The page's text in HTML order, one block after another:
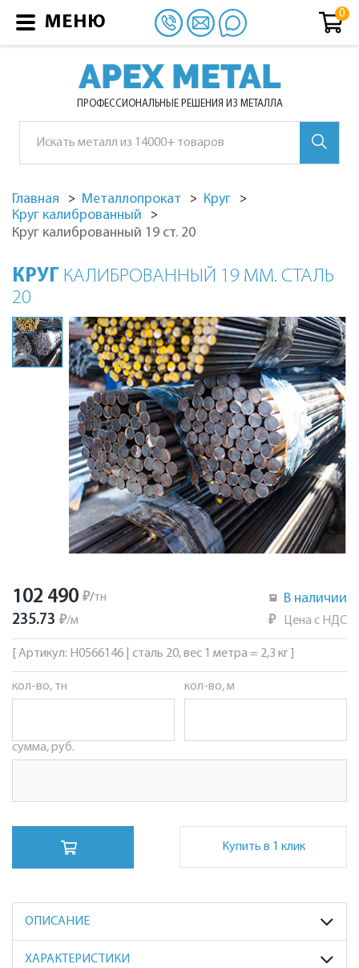
APEX METAL
ПРОФЕССИОНАЛЬНЫЕ РЕШЕНИЯ ИЗ МЕТАЛЛА
Главная Металлопрокат
Круг
Круг калиброванный
Круг калиброванный 19 ст. 20
КРУГ КАЛИБРОВАННЫЙ 19 ММ. СТАЛЬ
20
102 490 ₽/тн
235.73 ₽/м
В наличии
₽ Цена с НДС
[ Артикул: Н0566146 | сталь 20, вес 1 метра = 2,3 кг ]
кол-во, тн кол-во, м
сумма, руб.
Купить в 1 клик
ОПИСАНИЕ
ХАРАКТЕРИСТИКИ
МЕНЮ